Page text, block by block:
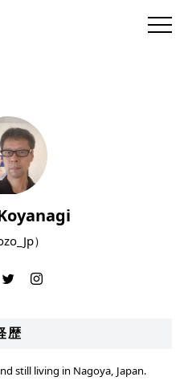
）
歴
still living in Nagoya, Japan.